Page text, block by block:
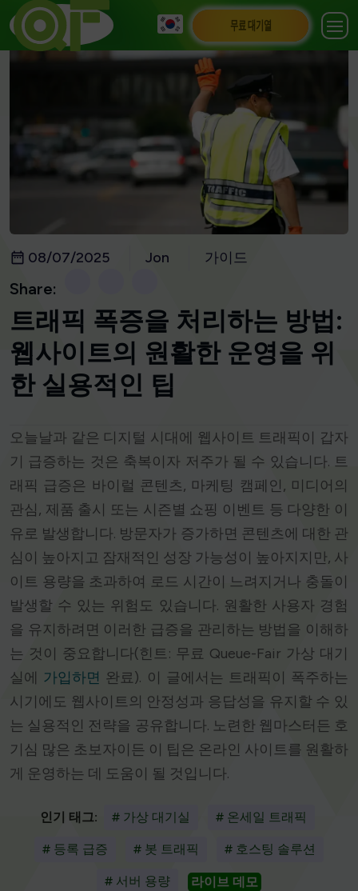
무료 대기열
08/07/2025 Jon 가이드
Share:
트래픽 폭증을 처리하는 방법:
웹사이트의 원활한 운영을 위
한 실용적인 팁
오늘날과 같은 디지털 시대에 웹사이트 트래픽이 갑자
기 급증하는 것은 축복이자 저주가 될 수 있습니다. 트
래픽 급증은 바이럴 콘텐츠, 마케팅 캠페인, 미디어의
관심, 제품 출시 또는 시즌별 쇼핑 이벤트 등 다양한 이
유로 발생합니다. 방문자가 증가하면 콘텐츠에 대한 관
심이 높아지고 잠재적인 성장 가능성이 높아지지만, 사
이트 용량을 초과하여 로드 시간이 느려지거나 충돌이
발생할 수 있는 위험도 있습니다. 원활한 사용자 경험
을 유지하려면 이러한 급증을 관리하는 방법을 이해하
는 것이 중요합니다(힌트: 무료 Queue-Fair 가상 대기
실에 가입하면 완료). 이 글에서는 트래픽이 폭주하는
시기에도 웹사이트의 안정성과 응답성을 유지할 수 있
는 실용적인 전략을 공유합니다. 노련한 웹마스터든 호
기심 많은 초보자이든 이 팁은 온라인 사이트를 원활하
게 운영하는 데 도움이 될 것입니다.
인기 태그: # 가상 대기실 # 온세일 트래픽
# 등록 급증 # 봇 트래픽 # 호스팅 솔루션
# 서버 용량 라이브 데모